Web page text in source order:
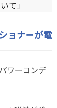
て」
ョナーが電
ワーコンデ